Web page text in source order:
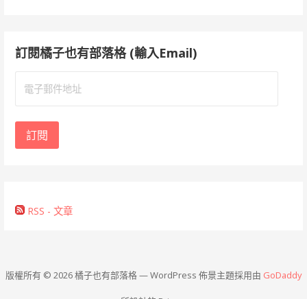
訂閱橘子也有部落格 (輸入Email)
地
訂閱
RSS - 文章
版權所有 © 2026 橘子也有部落格 — WordPress 佈景主題採用由 GoDaddy